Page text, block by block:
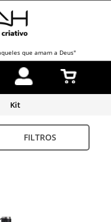
que amam a Deus"
Kit
FILTROS